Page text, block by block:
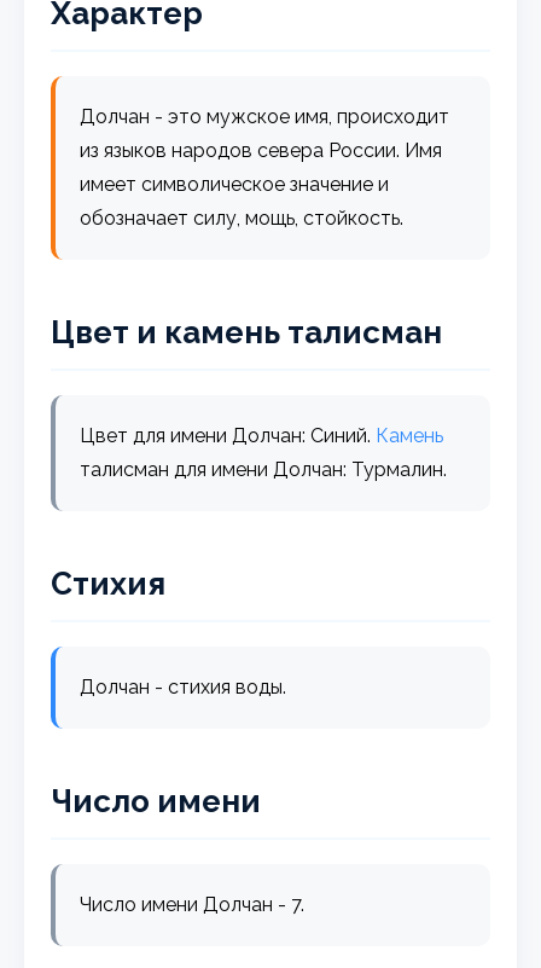
Характер
Долчан - это мужское имя, происходит
из языков народов севера России. Имя
имеет символическое значение и
обозначает силу, мощь, стойкость.
Цвет и камень талисман
Цвет для имени Долчан: Синий. Камень
талисман для имени Долчан: Турмалин.
Стихия
Долчан - стихия воды.
Число имени
Число имени Долчан - 7.